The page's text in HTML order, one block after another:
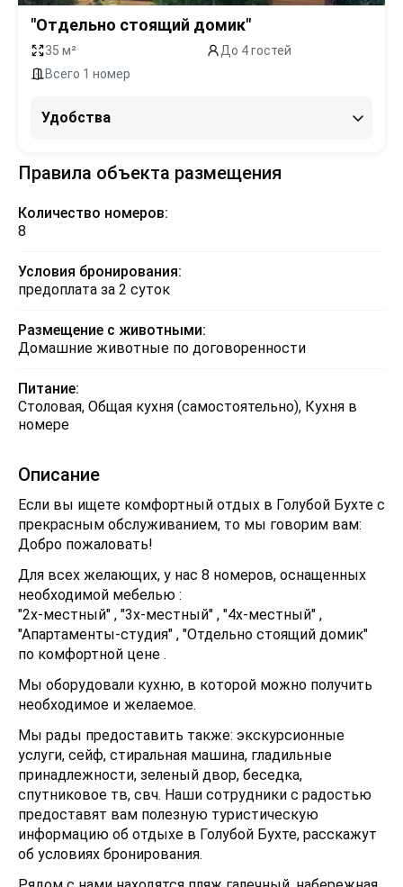
"Отдельно стоящий домик"
35 м²
До 4 гостей
Всего 1 номер
Удобства
Правила объекта размещения
Количество номеров:
8
Условия бронирования:
предоплата за 2 суток
Размещение с животными:
Домашние животные по договоренности
Питание:
Столовая, Общая кухня (самостоятельно), Кухня в
номере
Описание
Если вы ищете комфортный отдых в Голубой Бухте с
прекрасным обслуживанием, то мы говорим вам:
Добро пожаловать!
Для всех желающих, у нас 8 номеров, оснащенных
необходимой мебелью :
"2х-местный" , "3х-местный" , "4х-местный" ,
"Апартаменты-студия" , "Отдельно стоящий домик"
по комфортной цене .
Мы оборудовали кухню, в которой можно получить
необходимое и желаемое.
Мы рады предоставить также: экскурсионные
услуги, сейф, стиральная машина, гладильные
принадлежности, зеленый двор, беседка,
спутниковое тв, свч. Наши сотрудники с радостью
предоставят вам полезную туристическую
информацию об отдыхе в Голубой Бухте, расскажут
об условиях бронирования.